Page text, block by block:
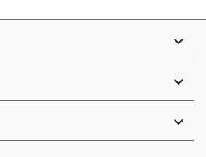


